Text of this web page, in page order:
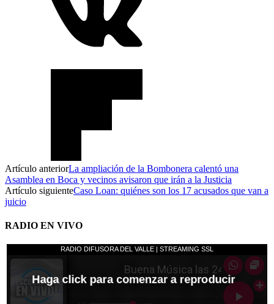
Artículo anteriorLa ampliación de la Bombonera calentó una
Asamblea en Boca y vecinos avisaron que irán a la Justicia
Artículo siguienteCaso Loan: quiénes son los 17 acusados que van a
juicio
RADIO EN VIVO